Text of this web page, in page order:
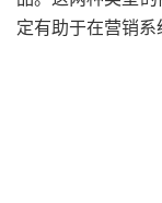
定有助于在营销系